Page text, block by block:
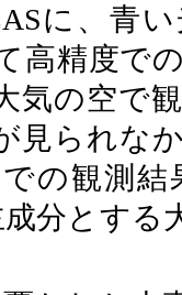
に、青
高精度で
気の空で
見られな
の観測結
成分とする